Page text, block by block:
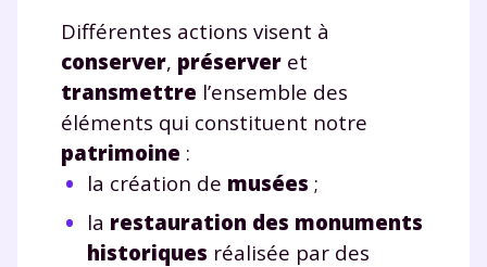
Différentes actions visent à
conserver, préserver et
transmettre l’ensemble des
éléments qui constituent notre
patrimoine :
la création de musées ;
la restauration des monuments
historiques réalisée par des